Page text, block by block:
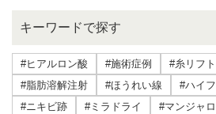
井畑 峰紀 医師
キーワードで探す
#ヒアルロン酸 #施術症例 #糸リフト
#脂肪溶解注射
#ほうれい線 #ハイフ
#ニキビ跡
#ミラドライ #マンジャロ